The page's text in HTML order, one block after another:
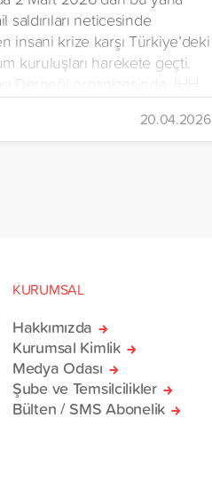
saldırıları neticesinde
insani krize karşı Türkiye’deki
kuruluşları harekete geçti.
Derneği organizesinde, İHH
Vakfı, Yetim Vakfı ve
Çocukları Derneği tarafından
ve içerisinde acil ihtiyaç
20.04.2026
KURUMSAL
Hakkımızda
Kurumsal Kimlik
Medya Odası
Şube ve Temsilcilikler
Bülten / SMS Abonelik